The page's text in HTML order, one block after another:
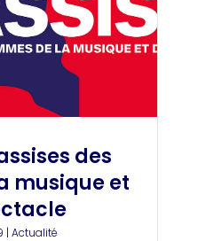
des
musique et
| Actualité